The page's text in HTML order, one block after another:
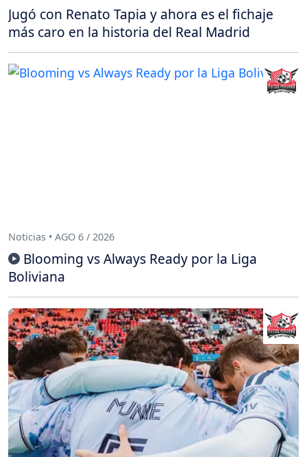
Jugó con Renato Tapia y ahora es el fichaje
más caro en la historia del Real Madrid
Noticias • AGO 6 / 2026
Blooming vs Always Ready por la Liga
Boliviana